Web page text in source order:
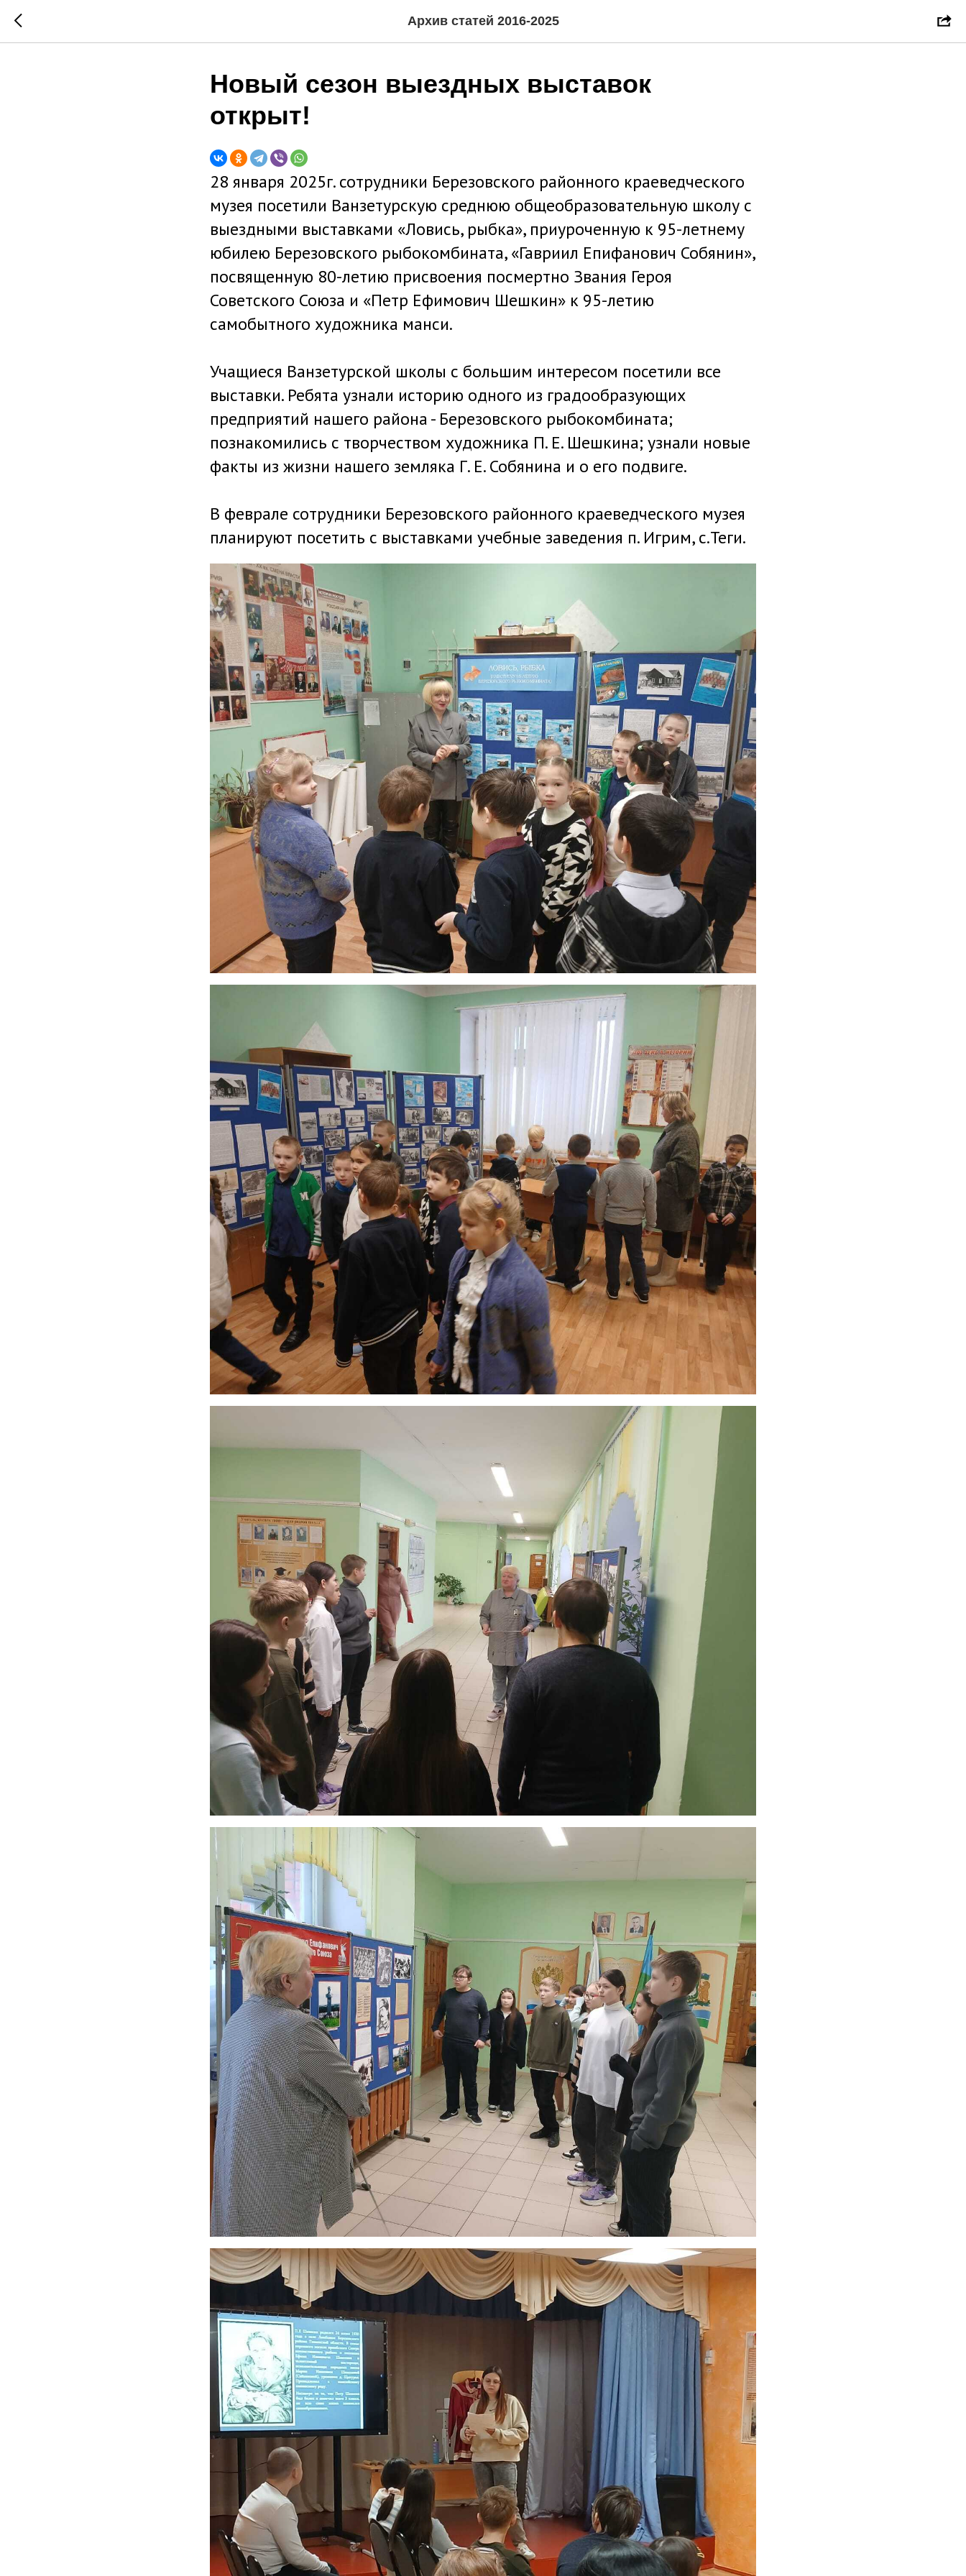
Архив статей 2016-2025
Новый сезон выездных выставок
открыт!
28 января 2025г. сотрудники Березовского районного краеведческого
музея посетили Ванзетурскую среднюю общеобразовательную школу с
выездными выставками «Ловись, рыбка», приуроченную к 95-летнему
юбилею Березовского рыбокомбината, «Гавриил Епифанович Собянин»,
посвященную 80-летию присвоения посмертно Звания Героя
Советского Союза и «Петр Ефимович Шешкин» к 95-летию
самобытного художника манси.
Учащиеся Ванзетурской школы с большим интересом посетили все
выставки. Ребята узнали историю одного из градообразующих
предприятий нашего района - Березовского рыбокомбината;
познакомились с творчеством художника П. Е. Шешкина; узнали новые
факты из жизни нашего земляка Г. Е. Собянина и о его подвиге.
В феврале сотрудники Березовского районного краеведческого музея
планируют посетить с выставками учебные заведения п. Игрим, с.Теги.